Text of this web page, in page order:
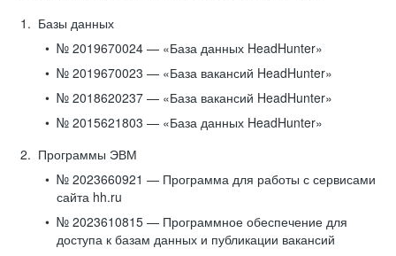
Базы данных
№ 2019670024 — «База данных HeadHunter»
№ 2019670023 — «База вакансий HeadHunter»
№ 2018620237 — «База вакансий HeadHunter»
№ 2015621803 — «База данных HeadHunter»
Программы ЭВМ
№ 2023660921 — Программа для работы с сервисами
сайта hh.ru
№ 2023610815 — Программное обеспечение для
доступа к базам данных и публикации вакансий